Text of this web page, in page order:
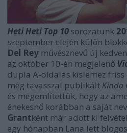
Heti Heti Top 10 sorozatunk
szeptember elején külön
Del Rey művésznevű új
az október 10-én megjelenő
dupla A-oldalas kislemez
még tavasszal publikált Kinda
és megemlítettük, hogy az
énekesnő korábban a saját
Grantként már adott ki
egy hónapban Lana lett